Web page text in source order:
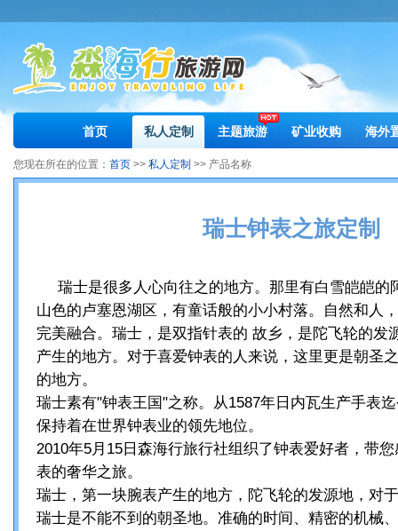
首页 私人定制 主题旅游 矿业收购 海外
您现在所在的位置： 首页 >> 私人定制 >> 产品名称
瑞士钟表之旅定制
瑞士是很多人心向往之的地方。那里有白雪皑皑的
山色的卢塞恩湖区，有童话般的小小村落。自然和人
完美融合。瑞士，是双指针表的 故乡，是陀飞轮的发
产生的地方。对于喜爱钟表的人来说，这里更是朝圣
的地方。
瑞士素有"钟表王国"之称。从1587年日内瓦生产手表
保持着在世界钟表业的领先地位。
2010年5月15日森海行旅行社组织了钟表爱好者，带
表的奢华之旅。
瑞士，第一块腕表产生的地方，陀飞轮的发源地，对
瑞士是不能不到的朝圣地。准确的时间、精密的机械